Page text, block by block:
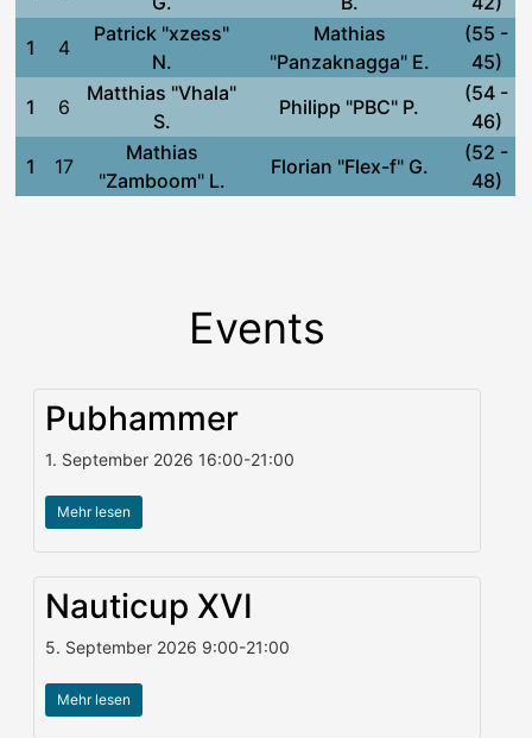
1
4
Patrick "xzess"
N.
Mathias
"Panzaknagga" E.
(55 -
45)
1
6
Matthias "Vhala"
S.
Philipp "PBC" P.
(54 -
46)
1
17
Mathias
"Zamboom" L.
Florian "Flex-f" G.
(52 -
48)
Events
Pubhammer
1. September 2026 16:00-21:00
Mehr lesen
Nauticup XVI
5. September 2026 9:00-21:00
Mehr lesen